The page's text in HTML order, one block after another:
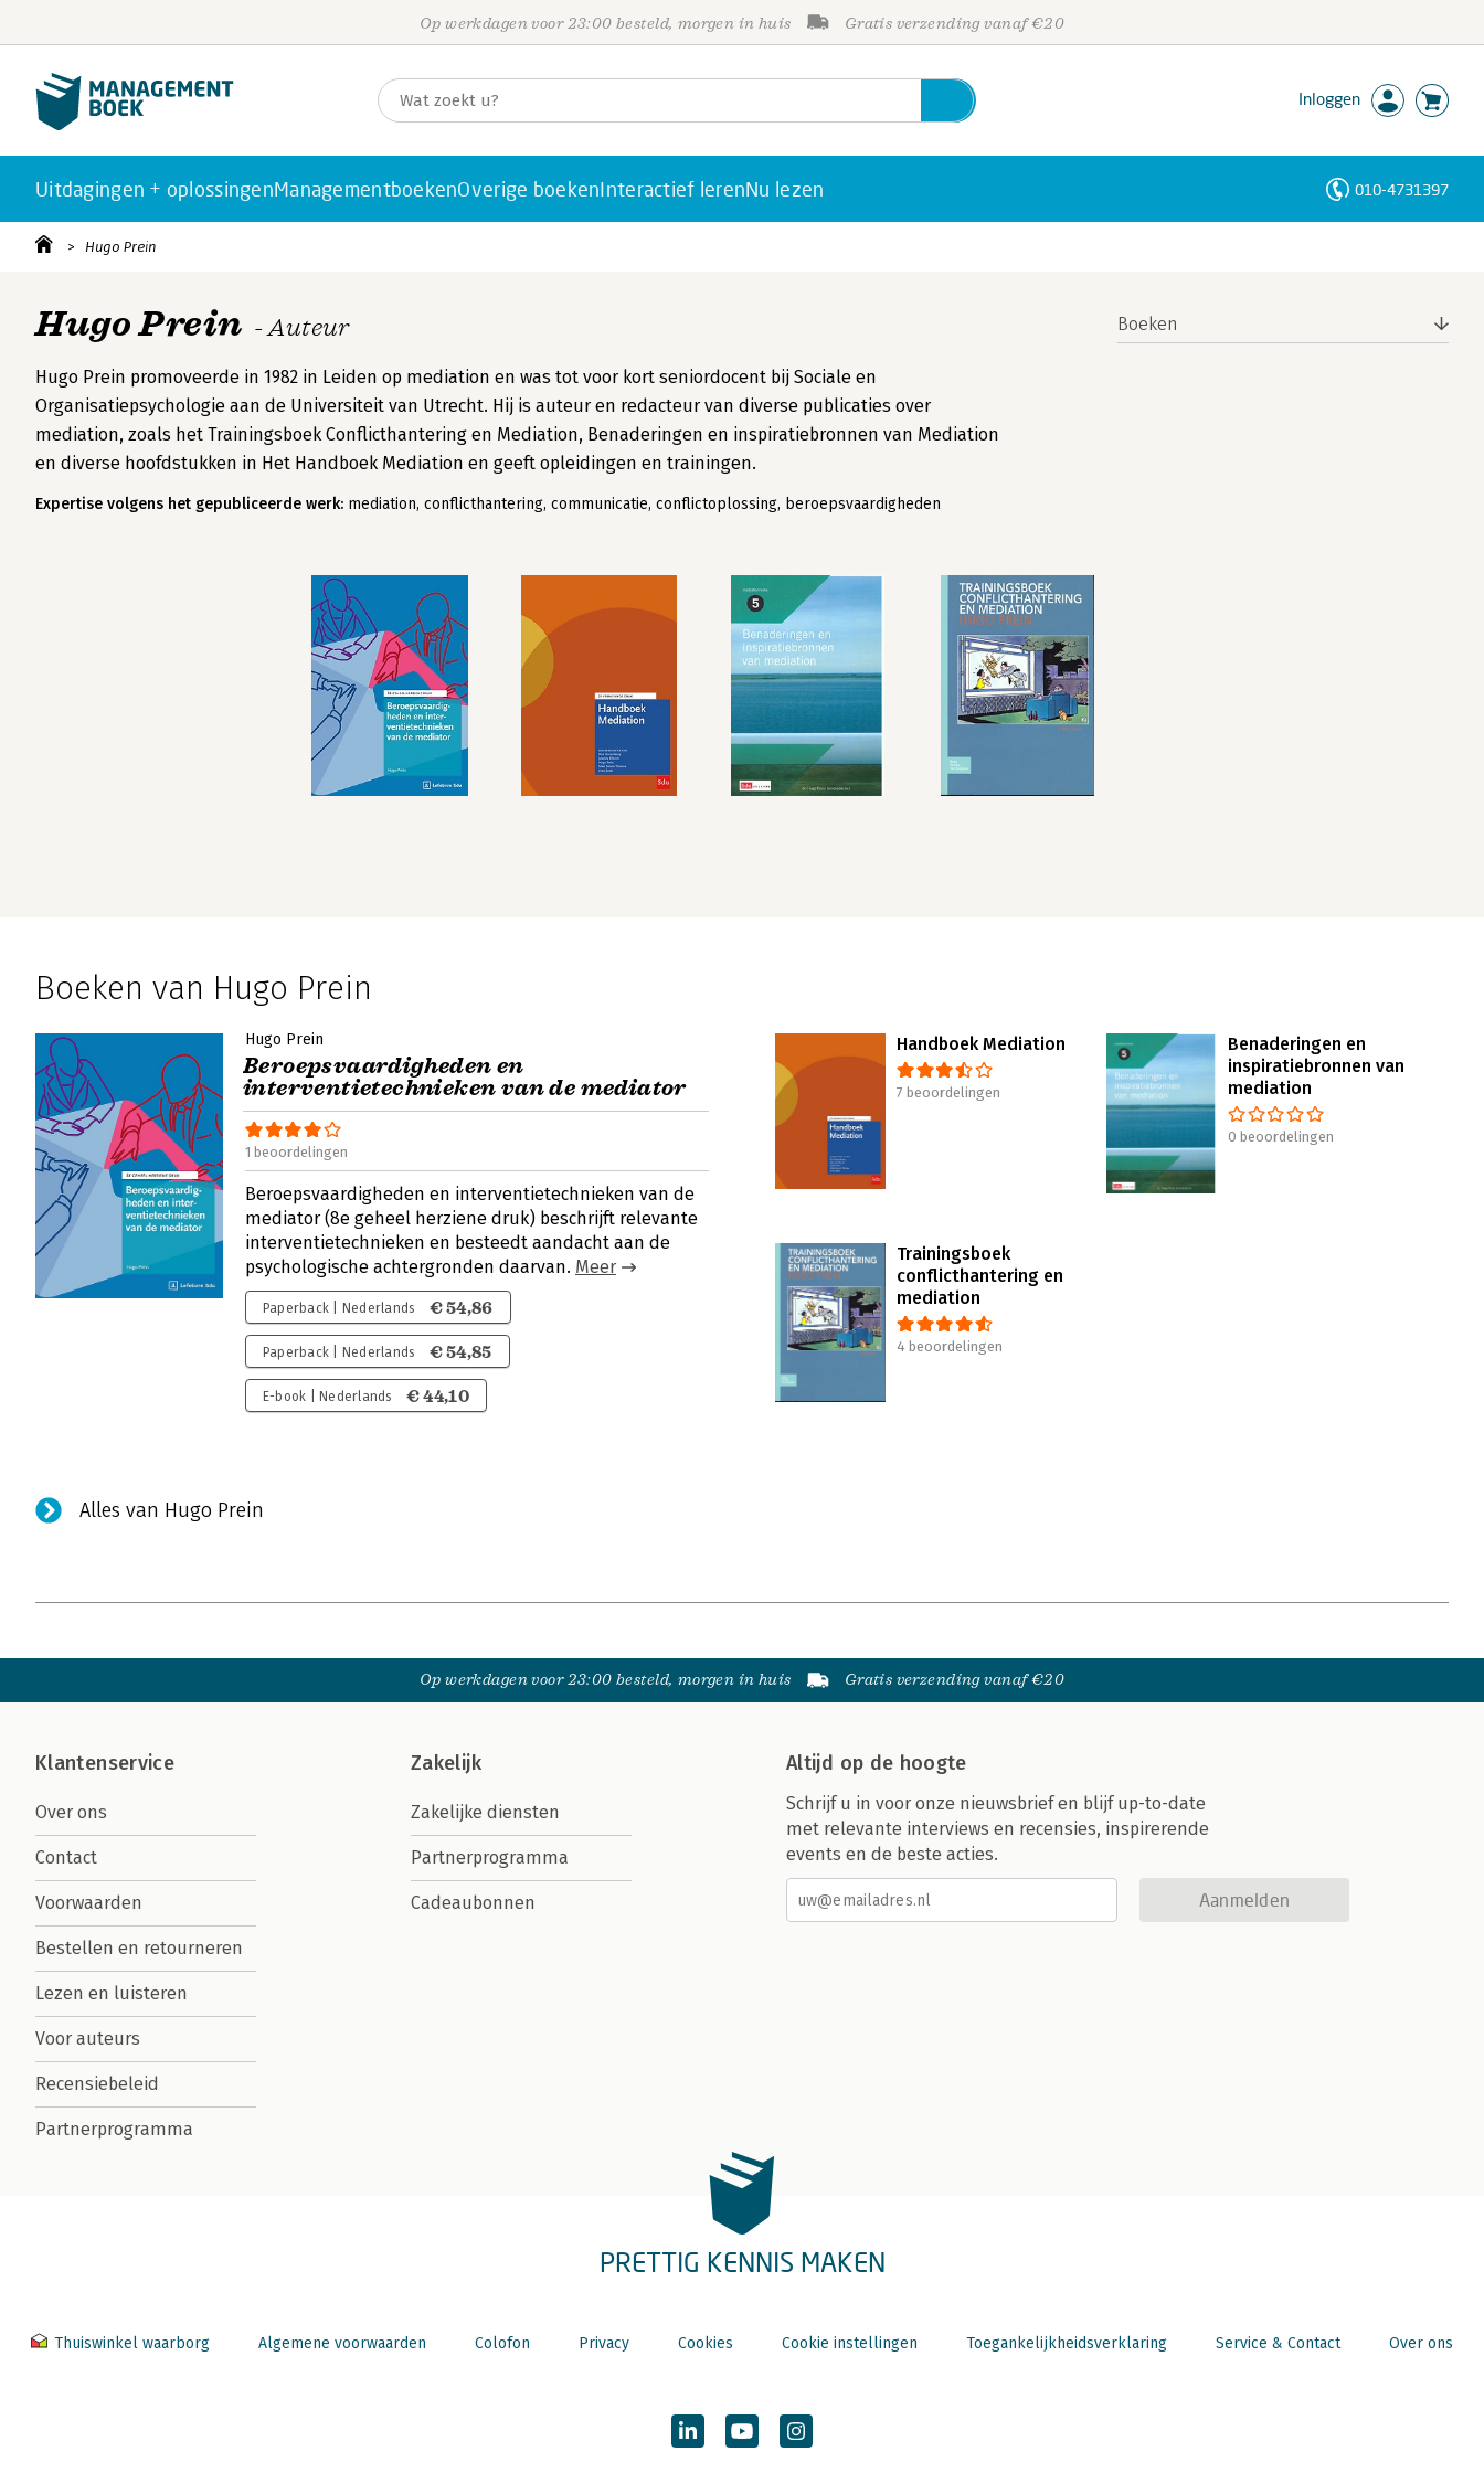
Op werkdagen voor 23:00 besteld, morgen in huis Gratis verzending vanaf €20
Inloggen
Uitdagingen + oplossingenManagementboekenOverige boekenInteractief lerenNu lezen 010-4731397
Hugo Prein
Hugo Prein - Auteur
Hugo Prein promoveerde in 1982 in Leiden op mediation en was tot voor kort seniordocent bij Sociale en
Organisatiepsychologie aan de Universiteit van Utrecht. Hij is auteur en redacteur van diverse publicaties over
mediation, zoals het Trainingsboek Conflicthantering en Mediation, Benaderingen en inspiratiebronnen van Mediation
en diverse hoofdstukken in Het Handboek Mediation en geeft opleidingen en trainingen.
Expertise volgens het gepubliceerde werk: mediation, conflicthantering, communicatie, conflictoplossing, beroepsvaardigheden
Boeken
Boeken van Hugo Prein
Hugo Prein
Beroepsvaardigheden en
interventietechnieken van de mediator
1 beoordelingen
Beroepsvaardigheden en interventietechnieken van de
mediator (8e geheel herziene druk) beschrijft relevante
interventietechnieken en besteedt aandacht aan de
psychologische achtergronden daarvan. Meer
Paperback | Nederlands € 54,86
Paperback | Nederlands € 54,85
E-book | Nederlands € 44,10
Handboek Mediation
7 beoordelingen
Benaderingen en
inspiratiebronnen van
mediation
0 beoordelingen
Trainingsboek
conflicthantering en
mediation
4 beoordelingen
Alles van Hugo Prein
Op werkdagen voor 23:00 besteld, morgen in huis Gratis verzending vanaf €20
Klantenservice
Over ons
Contact
Voorwaarden
Bestellen en retourneren
Lezen en luisteren
Voor auteurs
Recensiebeleid
Partnerprogramma
Zakelijk
Zakelijke diensten
Partnerprogramma
Cadeaubonnen
Altijd op de hoogte
Schrijf u in voor onze nieuwsbrief en blijf up-to-date
met relevante interviews en recensies, inspirerende
events en de beste acties.
Aanmelden
PRETTIG KENNIS MAKEN
Thuiswinkel waarborg Algemene voorwaarden Colofon Privacy Cookies Cookie instellingen Toegankelijkheidsverklaring Service & Contact Over ons
Personen